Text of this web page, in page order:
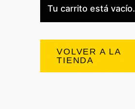
Tu carrito está vacío.
VOLVER A LA
TIENDA